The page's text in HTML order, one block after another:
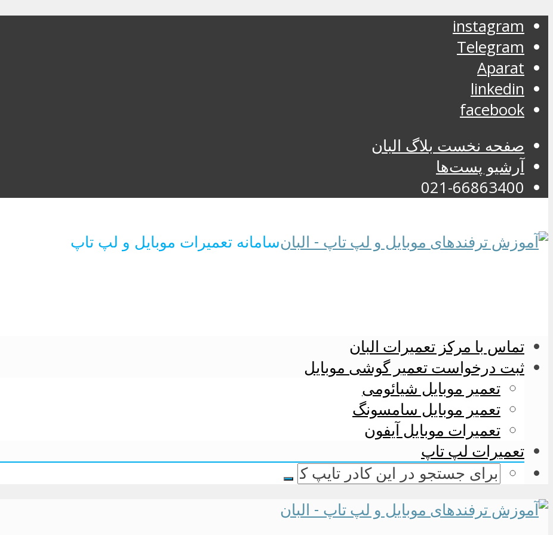
instagram
Telegram
Aparat
linkedin
facebook
صفحه نخست بلاگ البان
آرشیو پست‌ها
021-66863400
سامانه تعمیرات موبایل و لپ تاپ
تماس با مرکز تعمیرات البان
ثبت درخواست تعمیر گوشی موبایل
تعمیر موبایل شیائومی
تعمیر موبایل سامسونگ
تعمیرات موبایل آیفون
تعمیرات لپ تاپ